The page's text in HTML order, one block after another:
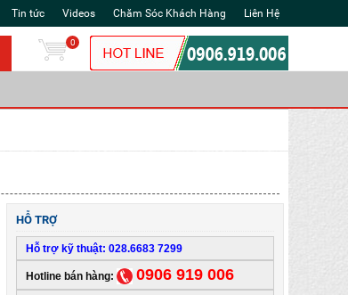
Tin tức Videos Chăm Sóc Khách Hàng Liên Hệ
0
HỖ TRỢ
Hỗ trợ kỹ thuật: 028.6683 7299
Hotline bán hàng: 0906 919 006